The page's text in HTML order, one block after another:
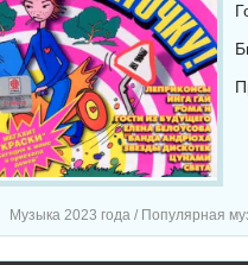
Музыка 2023 года / Популярная